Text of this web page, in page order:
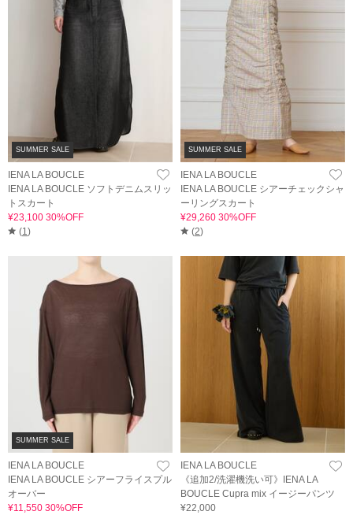
SUMMER SALE
IENA LA BOUCLE
IENA LA BOUCLE ソフトデニムスリッ
トスカート
¥23,100 30%OFF
(1 )
SUMMER SALE
IENA LA BOUCLE
IENA LA BOUCLE シアーチェックシャ
ーリングスカート
¥29,260 30%OFF
(2)
SUMMER SALE
IENA LA BOUCLE
IENA LA BOUCLE シアーフライスプル
オーバー
¥11,550 30%OFF
IENA LA BOUCLE
《追加2/洗濯機洗い可》IENA LA
BOUCLE Cupra mix イージーパンツ
¥22,000